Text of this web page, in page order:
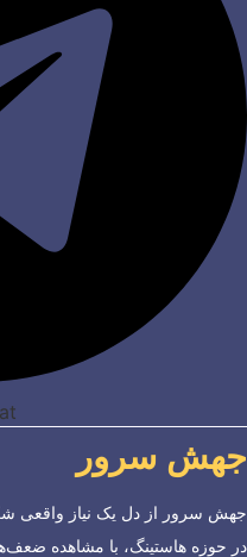
جهش سرور
جهش سرور از دل یک نیاز واقعی
در حوزه هاستینگ، با مشاهده